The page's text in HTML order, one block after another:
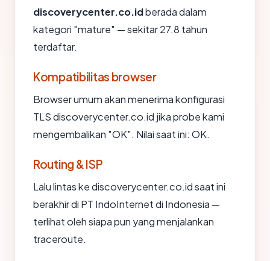
discoverycenter.co.idberada dalam
kategori "mature" — sekitar 27.8 tahun
terdaftar.
Kompatibilitas browser
Browser umum akan menerima konfigurasi
TLS discoverycenter.co.id jika probe kami
mengembalikan "OK". Nilai saat ini: OK.
Routing & ISP
Lalu lintas ke discoverycenter.co.id saat ini
berakhir di PT IndoInternet di Indonesia —
terlihat oleh siapa pun yang menjalankan
traceroute.